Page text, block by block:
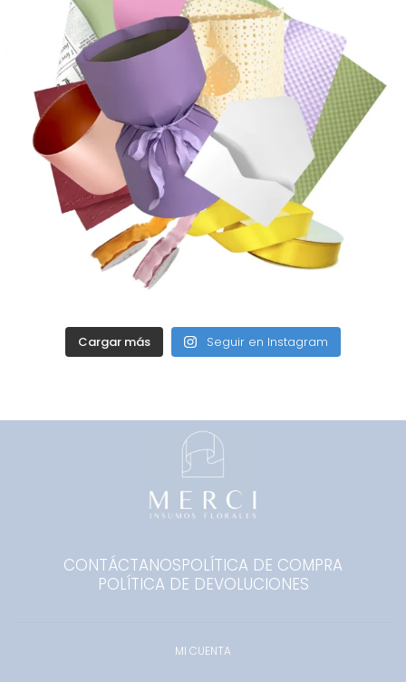
Cargar más Seguir en Instagram
CONTÁCTANOSPOLÍTICA DE COMPRA
POLÍTICA DE DEVOLUCIONES
MI CUENTA